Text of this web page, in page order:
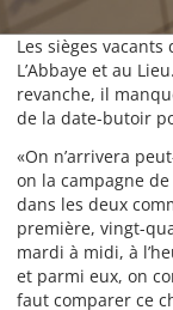
Les sièges
L’Abbaye et au
revanche, il
de la date-butoir
«On n’arrivera
on la campagne
dans les deux
première, vingt-
mardi à midi, à
et parmi eux, on
faut comparer ce